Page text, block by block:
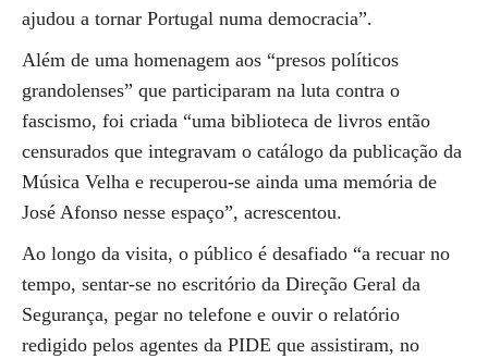
ajudou a tornar Portugal numa democracia”.
Além de uma homenagem aos “presos políticos
grandolenses” que participaram na luta contra o
fascismo, foi criada “uma biblioteca de livros então
censurados que integravam o catálogo da publicação da
Música Velha e recuperou-se ainda uma memória de
José Afonso nesse espaço”, acrescentou.
Ao longo da visita, o público é desafiado “a recuar no
tempo, sentar-se no escritório da Direção Geral da
Segurança, pegar no telefone e ouvir o relatório
redigido pelos agentes da PIDE que assistiram, no